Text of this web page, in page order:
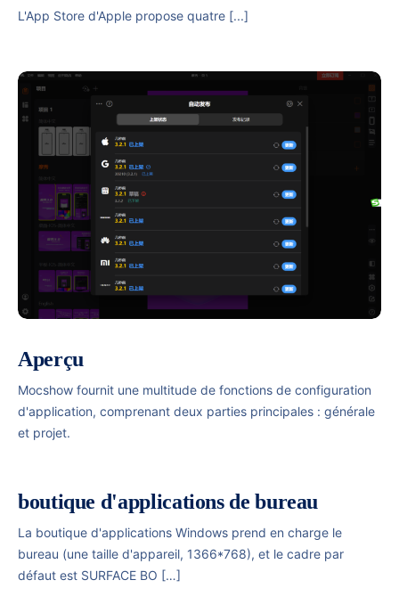
L'App Store d'Apple propose quatre [...]
Aperçu
Mocshow fournit une multitude de fonctions de configuration
d'application, comprenant deux parties principales : générale
et projet.
boutique d'applications de bureau
La boutique d'applications Windows prend en charge le
bureau (une taille d'appareil, 1366*768), et le cadre par
défaut est SURFACE BO […]